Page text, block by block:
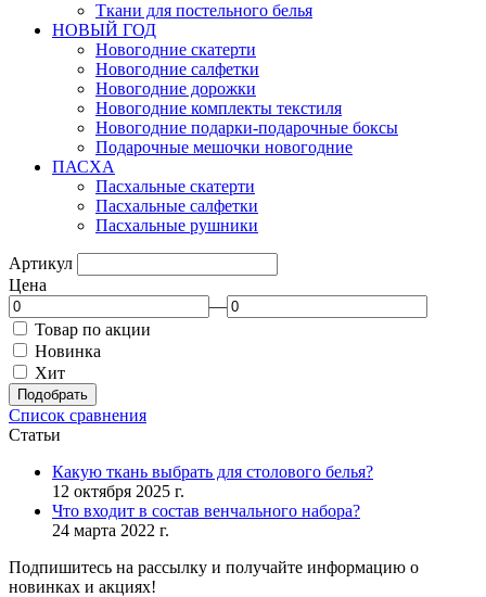
Ткани для постельного белья
НОВЫЙ ГОД
Новогодние скатерти
Новогодние салфетки
Новогодние дорожки
Новогодние комплекты текстиля
Новогодние подарки-подарочные боксы
Подарочные мешочки новогодние
ПАСХА
Пасхальные скатерти
Пасхальные салфетки
Пасхальные рушники
Артикул
Цена
—
Товар по акции
Новинка
Хит
Подобрать
Список сравнения
Статьи
Какую ткань выбрать для столового белья?
12 октября 2025 г.
Что входит в состав венчального набора?
24 марта 2022 г.
Подпишитесь на рассылку и получайте информацию о
новинках и акциях!